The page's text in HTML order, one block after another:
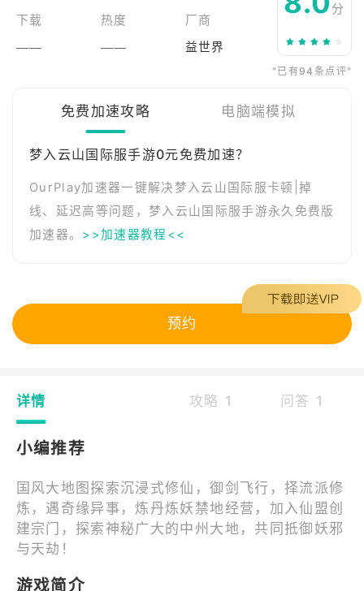
下载
——
热度
——
厂商
益世界
分
"已有94条点评"
免费加速攻略 电脑端模拟
梦入云山国际服手游0元免费加速？
OurPlay加速器一键解决梦入云山国际服卡顿|掉
线、延迟高等问题，梦入云山国际服手游永久免费版
加速器。 >>加速器教程<<
预约
详情 攻略 1 问答 1
小编推荐
国风大地图探索沉浸式修仙，御剑飞行，择流派修
炼，遇奇缘异事，炼丹炼妖禁地经营，加入仙盟创
建宗门，探索神秘广大的中州大地，共同抵御妖邪
与天劫！
游戏简介